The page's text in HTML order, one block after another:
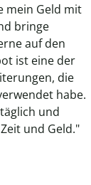
mein Geld mit
bringe
auf den
ist eine der
die
habe.
und
und Geld."